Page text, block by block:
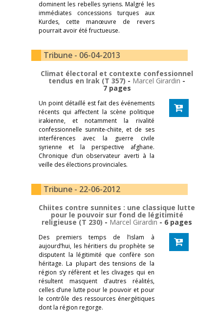
dominent les rebelles syriens. Malgré les
immédiates concessions turques aux
Kurdes, cette manœuvre de revers
pourrait avoir été fructueuse.
Tribune - 06-04-2013
Climat électoral et contexte confessionnel
tendus en Irak (T 357) - Marcel Girardin -
7 pages
Un point détaillé est fait des événements
récents qui affectent la scène politique
irakienne, et notamment la rivalité
confessionnelle sunnite-chiite, et de ses
interférences avec la guerre civile
syrienne et la perspective afghane.
Chronique d’un observateur averti à la
veille des élections provinciales.
Tribune - 22-06-2012
Chiites contre sunnites : une classique lutte
pour le pouvoir sur fond de légitimité
religieuse (T 230) - Marcel Girardin- 6 pages
Des premiers temps de l’islam à
aujourd’hui, les héritiers du prophète se
disputent la légitimité que confère son
héritage. La plupart des tensions de la
région s’y réfèrent et les clivages qui en
résultent masquent d’autres réalités,
celles d’une lutte pour le pouvoir et pour
le contrôle des ressources énergétiques
dont la région regorge.